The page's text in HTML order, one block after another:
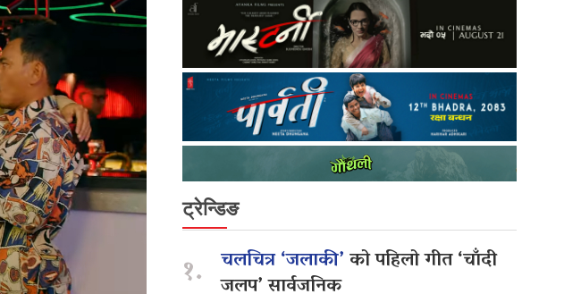
ट्रेन्डिङ
१. चलचित्र ‘जलाकी’को पहिलो गीत ‘चाँदी
जलप’ सार्वजनिक